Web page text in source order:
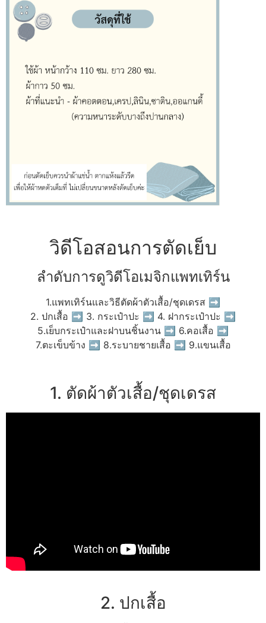
วิดีโอสอนการตัดเย็บ
ลำดับการดูวิดีโอเมจิกแพทเทิร์น
1.แพทเทิร์นและวิธีตัดผ้าตัวเสื้อ/ชุดเดรส ➡
2. ปกเสื้อ ➡ 3. กระเป๋าปะ ➡ 4. ฝากระเป๋าปะ ➡
5.เย็บกระเป๋าและฝาบนชิ้นงาน ➡ 6.คอเสื้อ ➡
7.ตะเข็บข้าง ➡ 8.ระบายชายเสื้อ ➡ 9.แขนเสื้อ
1. ตัดผ้าตัวเสื้อ/ชุดเดรส
2. ปกเสื้อ